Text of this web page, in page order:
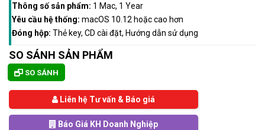
Thông số sản phẩm: 1 Mac, 1 Year
Yêu cầu hệ thống: macOS 10.12 hoặc cao hơn
Đóng hộp: Thẻ key, CD cài đặt, Hướng dẫn sử dụng
SO SÁNH SẢN PHẨM
SO SÁNH
Liên hệ Tư vấn & Báo giá
Báo Giá KH Doanh Nghiệp